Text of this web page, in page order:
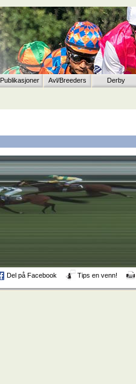
Publikasjoner Avl/Breeders Derby
Del på Facebook Tips en venn!